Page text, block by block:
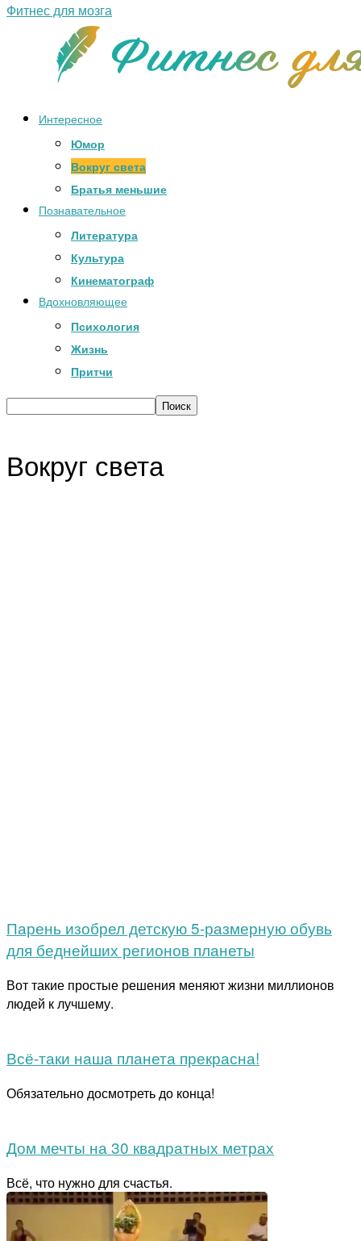
Фитнес для мозга
Интересное
Юмор
Вокруг света
Братья меньшие
Познавательное
Литература
Культура
Кинематограф
Вдохновляющее
Психология
Жизнь
Притчи
Вокруг света
Парень изобрел детскую 5-размерную обувь
для беднейших регионов планеты
Вот такие простые решения меняют жизни миллионов
людей к лучшему.
Всё-таки наша планета прекрасна!
Обязательно досмотреть до конца!
Дом мечты на 30 квадратных метрах
Всё, что нужно для счастья.